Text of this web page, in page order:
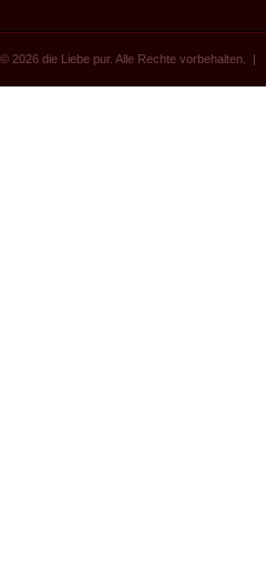
© 2026 die Liebe pur. Alle Rechte vorbehalten. |